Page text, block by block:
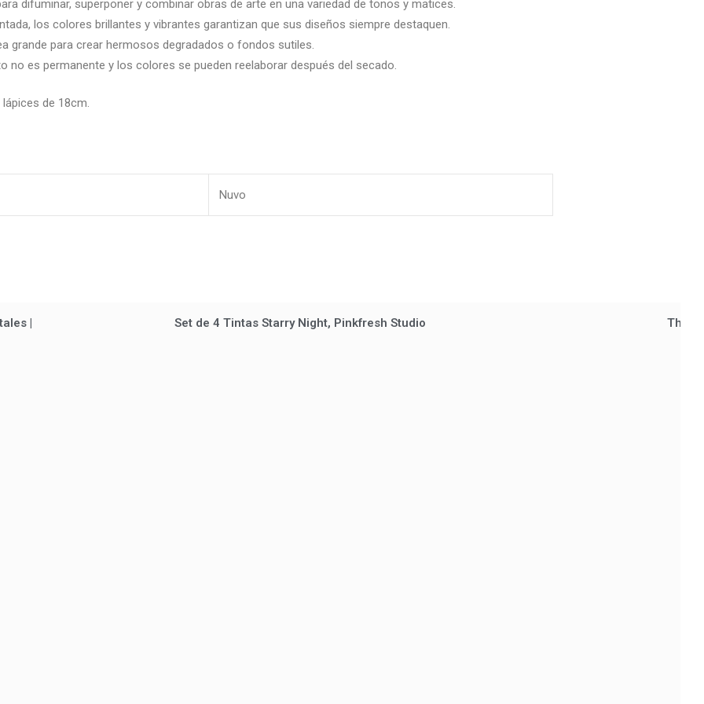
difuminar, superponer y combinar obras de arte en una variedad de tonos y matices.
los colores brillantes y vibrantes garantizan que sus diseños siempre destaquen.
grande para crear hermosos degradados o fondos sutiles.
no es permanente y los colores se pueden reelaborar después del secado.
de 18cm.
Nuvo
| Set de 4 Tintas Starry Night, Pinkfresh Studio The